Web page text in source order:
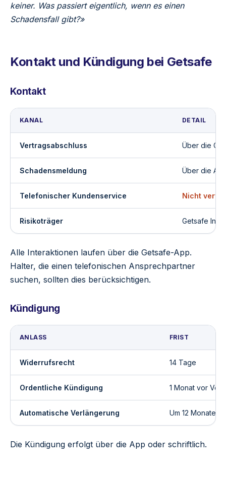
keiner. Was passiert eigentlich, wenn es einen
Schadensfall gibt?»
Kontakt und Kündigung bei Getsafe
Kontakt
KANAL DETAIL
Vertragsabschluss Über die
Schadensmeldung Über die
Telefonischer Kundenservice Nicht
Risikoträger Getsafe
Alle Interaktionen laufen über die Getsafe-App.
Halter, die einen telefonischen Ansprechpartner
suchen, sollten dies berücksichtigen.
Kündigung
ANLASS FRIST
Widerrufsrecht 14 Tage
Ordentliche Kündigung 1 Monat vor
Automatische Verlängerung Um 12 Monate
Die Kündigung erfolgt über die App oder schriftlich.